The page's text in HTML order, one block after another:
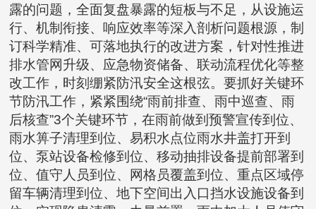
露的问题，全面复盘暴露的短板与不足，从设施运
行、机制衔接、响应效率等深入剖析问题根源，制
订科学精准、可落地执行的改进方案，针对性推进
排水管网升级、应急物资储备、联动流程优化等整
改工作，时刻绷紧防汛安全这根弦。要抓好关键环
节防汛工作，紧紧围绕“雨前排查、雨中巡查、雨
后核查”3个关键环节，在雨前做到预警宣传到位、
雨水箅子清理到位、易积水点位雨水井盖打开到
位、泵站设备检修到位、移动抽排设备提前部署到
位、值守人员到位、网格员覆盖到位、重点区域停
留车辆清理到位、地下空间出入口挡水设施设备到